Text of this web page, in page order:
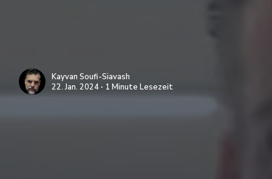
Kayvan Soufi-Siavash
22. Jan. 2024 ∙ 1 Minute Lesezeit